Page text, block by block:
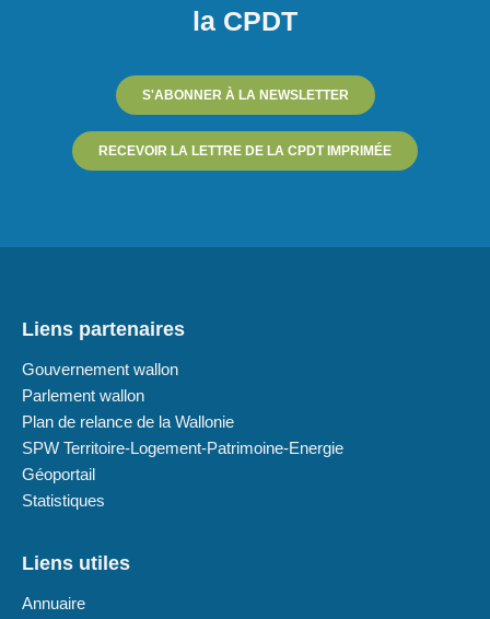
la CPDT
S'ABONNER À LA NEWSLETTER
RECEVOIR LA LETTRE DE LA CPDT IMPRIMÉE
Liens partenaires
Gouvernement wallon
Parlement wallon
Plan de relance de la Wallonie
SPW Territoire-Logement-Patrimoine-Energie
Géoportail
Statistiques
Liens utiles
Annuaire